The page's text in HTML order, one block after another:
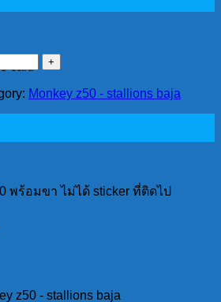
cart.
Monkey z50 - stallions baja
พร้อมขา ไม่ได้ sticker ที่ติดไป
z50 - stallions baja